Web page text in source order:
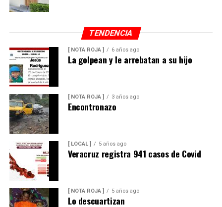
TENDENCIA
[ NOTA ROJA ] 6 años ago
La golpean y le arrebatan a su hijo
[ NOTA ROJA ] 3 años ago
Encontronazo
[ LOCAL ] 5 años ago
Veracruz registra 941 casos de Covid
[ NOTA ROJA ] 5 años ago
Lo descuartizan